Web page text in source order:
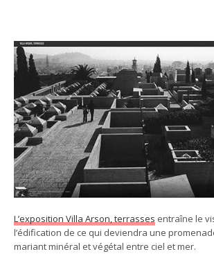
L’exposition Villa Arson, terrasses entraîne le
l’édification de ce qui deviendra une
mariant minéral et végétal entre ciel et mer.